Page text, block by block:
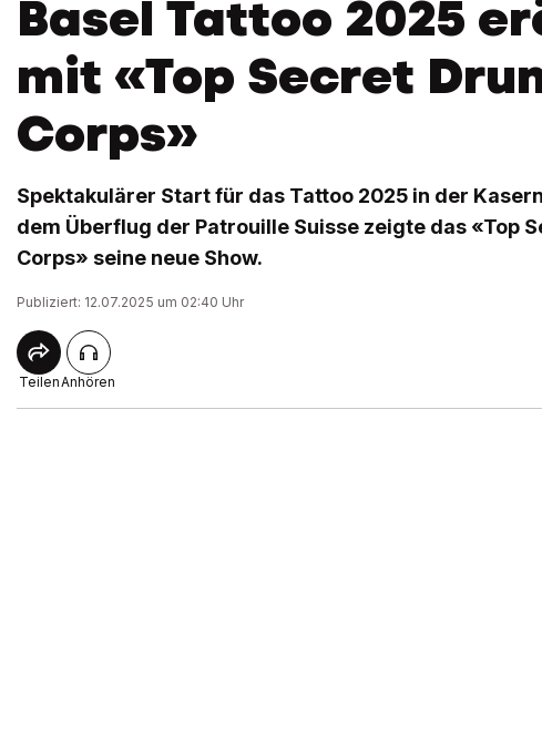
Basel Tattoo 2025
mit «Top Secret
Corps»
Spektakulärer Start für das Tattoo 2025 in der
dem Überflug der Patrouille Suisse zeigte das «Top
Corps» seine neue Show.
Publiziert: 12.07.2025 um 02:40 Uhr
TeilenAnhören